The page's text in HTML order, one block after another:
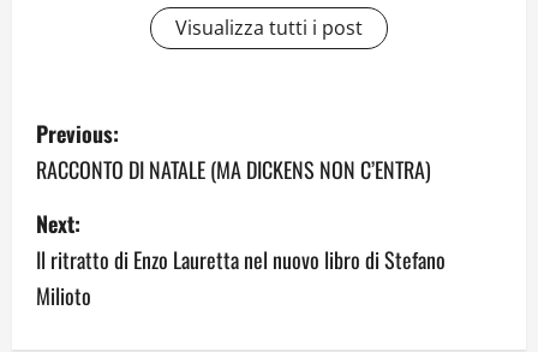
Visualizza tutti i post
P
o
s
t
n
Previous:
RACCONTO DI NATALE (MA DICKENS NON C’ENTRA)
Next:
Il ritratto di Enzo Lauretta nel nuovo libro di Stefano
Milioto